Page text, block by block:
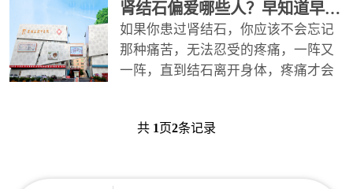
是不
肾结石偏爱哪些人？早知道早预防
如果你患过肾结石，你应该不会忘记
那种痛苦，无法忍受的疼痛，一阵又
一阵，直到结石离开身体，疼痛才会
共 1页2条记录